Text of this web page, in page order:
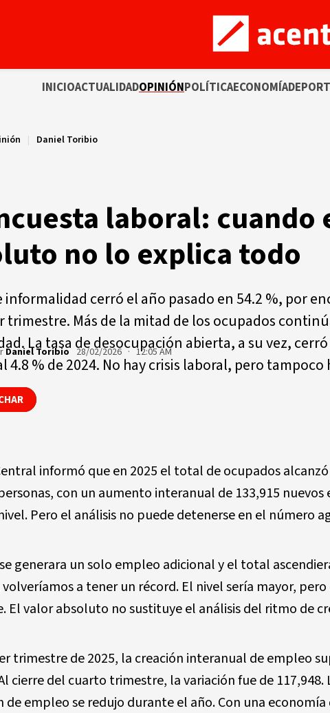
INICIOACTUALIDADOPINIÓNPOLÍTICAECONOMÍA
| Daniel Toribio
laboral: cuando
no lo explica todo
informalidad cerró el año pasado en 54.2 %, por
trimestre. Más de la mitad de los ocupados
La tasa de desocupación abierta, a su vez,
4.8 % de 2024. No hay crisis laboral, pero tampoco
Daniel Toribio 28/02/2026 · 12:05 AM
informó que en 2025 el total de ocupados
con un aumento interanual de 133,915 nuevos
Pero el análisis no puede detenerse en el número
generara un solo empleo adicional y el total
a tener un récord. El nivel sería mayor,
El valor absoluto no sustituye el análisis del ritmo de
trimestre de 2025, la creación interanual de empleo
cierre del cuarto trimestre, la variación fue de 117,948.
de empleo se redujo durante el año. Con una economía